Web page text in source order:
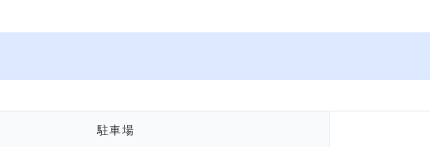
駐車場